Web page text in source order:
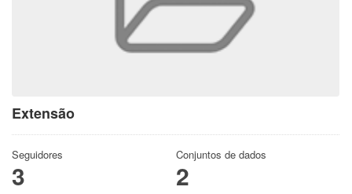
Extensão
Seguidores
3
Conjuntos de dados
2